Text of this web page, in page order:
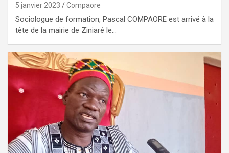
5 janvier 2023 Compaore
Sociologue de formation, Pascal COMPAORE est arrivé à la
tête de la mairie de Ziniaré le…